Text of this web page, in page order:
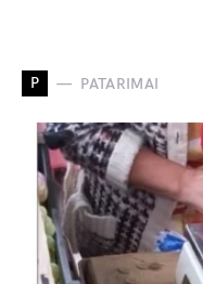
P PATARIMAI